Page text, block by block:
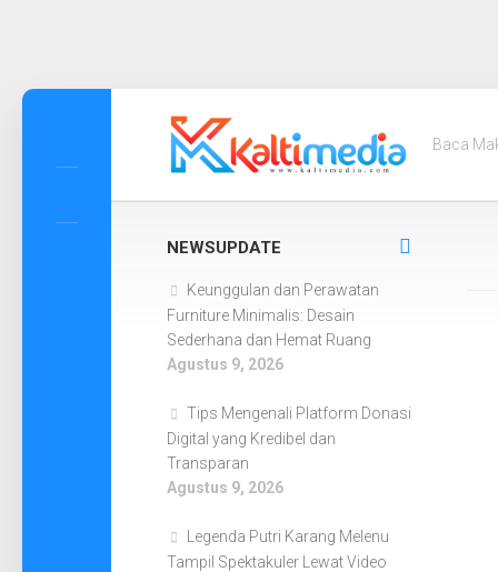
Skip
Baca
NEWSUPDATE
Keunggulan dan Perawatan
Furniture Minimalis: Desain
Sederhana dan Hemat Ruang
Agustus 9, 2026
Tips Mengenali Platform Donasi
Digital yang Kredibel dan
Transparan
Agustus 9, 2026
Legenda Putri Karang Melenu
Tampil Spektakuler Lewat Video